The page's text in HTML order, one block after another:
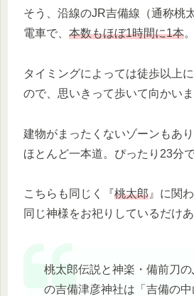
そう、沿線のJR吉備線（通称桃
電車で、 本数もほぼ1時間に1本。
タイミングによっては徒歩以上
ので、思いきって歩いて向かいま
建物がまったくないゾーンもあり
ほとんど一本道。ぴったり23分
こちらも同じく『桃太郎 』に関
同じ神様をお祀りしているだけあ
桃太郎伝説と神楽・備前刀
の吉備津彦神社は「吉備の